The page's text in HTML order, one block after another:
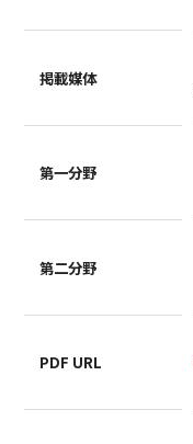
掲載媒体
第一分野
第二分野
PDF URL